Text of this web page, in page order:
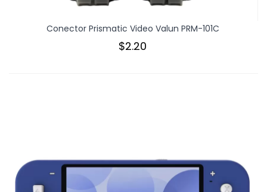
Conector Prismatic Video Valun PRM-101C
$2.20